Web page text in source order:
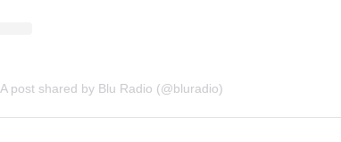
A post shared by Blu Radio (@bluradio)